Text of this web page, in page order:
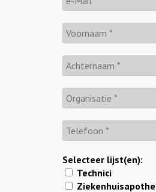
Selecteer lijst(en):
Technici